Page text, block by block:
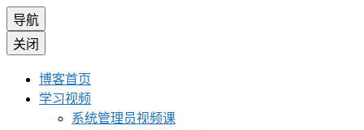
导航
关闭
博客首页
学习视频
系统管理员视频课